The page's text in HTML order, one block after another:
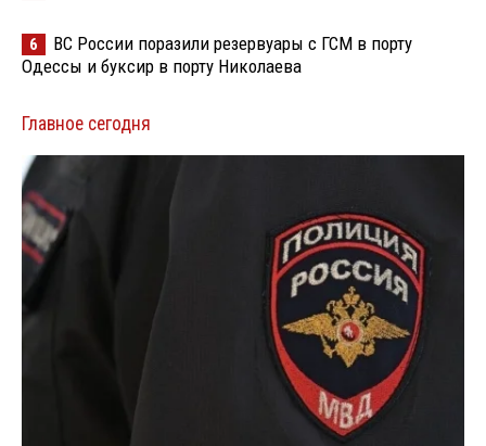
6
ВС России поразили резервуары с ГСМ в порту
Одессы и буксир в порту Николаева
Главное сегодня